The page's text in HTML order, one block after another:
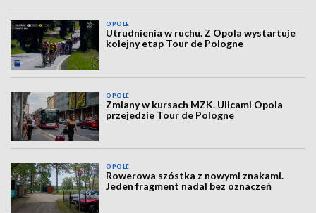
OPOLE
Utrudnienia w ruchu. Z Opola wystartuje
kolejny etap Tour de Pologne
OPOLE
Zmiany w kursach MZK. Ulicami Opola
przejedzie Tour de Pologne
OPOLE
Rowerowa szóstka z nowymi znakami.
Jeden fragment nadal bez oznaczeń